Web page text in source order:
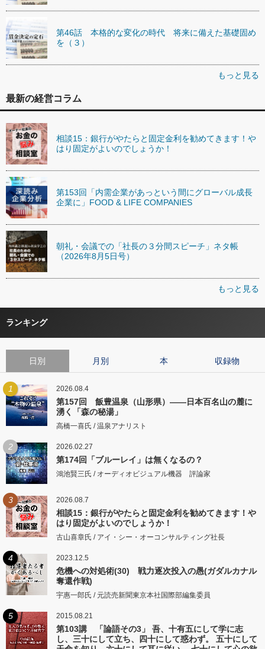
第46話 本格的な変化の時代 将来に備えた基礎固め
を（３）
もっと見る
最新の経営コラム
相談15：銀行がやたらと固定金利を勧めてきます！や
はり固定がよいのでしょうか！
第153回「内需企業があっという間にグローバル成長
企業に」FOOD & LIFE COMPANIES
朝礼・会議での「社長の３分間スピーチ」ネタ帳
（2026年8月5日号）
もっと見る
ランキング
日別 月別 本 収録物
1 2026.08.4
第157回 飯豊温泉（山形県）――日本百名山の麓に
湧く「森の秘湯」
高橋一喜氏 / 温泉アナリスト
2 2026.02.27
第174回「ブルーレイ」は無くなるの？
鴻池賢三氏 / オーディオビジュアル機器 評論家
3 2026.08.7
相談15：銀行がやたらと固定金利を勧めてきます！や
はり固定がよいのでしょうか！
古山喜章氏 / アイ・シー・オーコンサルティング社長
4 2023.12.5
危機への対処術(30) 戦力逐次投入の愚(ガダルカナル
奪還作戦)
宇惠一郎氏 / 元読売新聞東京本社国際部編集委員
5 2015.08.21
第103講 「論語その3」 吾、十有五にして学に志
し、三十にして立ち、四十にして惑わず。 五十にして